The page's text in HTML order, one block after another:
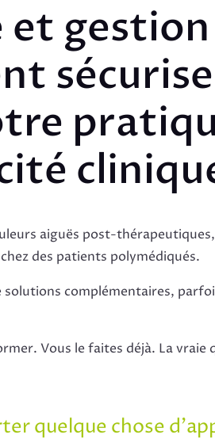
gestion
aiguës post-
des patients polymédiqués.
complémentaires,
Vous le faites déjà. La vraie
quelque chose